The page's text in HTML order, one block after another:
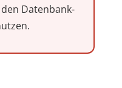
Datenbank-